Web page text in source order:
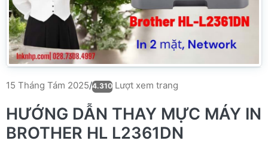
15 Tháng Tám 2025/4.310 Lượt xem trang
HƯỚNG DẪN THAY MỰC MÁY IN
BROTHER HL L2361DN